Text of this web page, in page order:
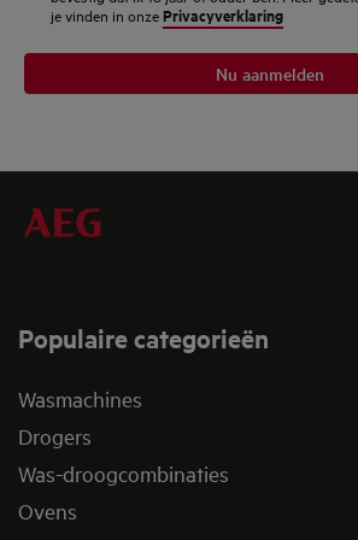
je vinden in onze Privacyverklaring
Nu aanmelden
Populaire categorieën
Wasmachines
Drogers
Was-droogcombinaties
Ovens